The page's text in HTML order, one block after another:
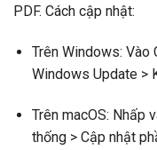
PDF. Cách cập nhật:
Trên Windows: Vào
Windows Update >
Trên macOS: Nhấp
thống > Cập nhật